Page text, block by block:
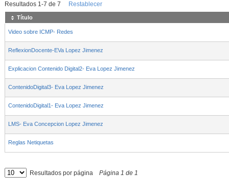
Resultados 1-7 de 7 Restablecer
Título
Video sobre ICMP- Redes
ReflexionDocente-EVa Lopez Jimenez
Explicacion Contenido Digital2- Eva Lopez Jimenez
ContenidoDigital3- Eva Lopez Jimenez
ContenidoDigital1- Eva Lopez Jimenez
LMS- Eva Concepcion Lopez Jimenez
Reglas Netiquetas
Resultados por página Página 1 de 1